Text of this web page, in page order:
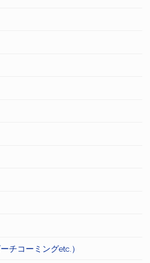
チコーミングetc.）